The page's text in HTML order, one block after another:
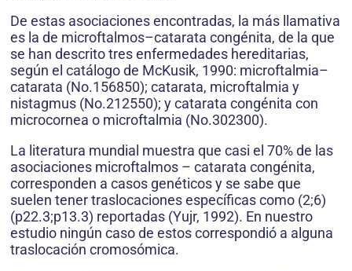
De estas asociaciones encontradas, la más llamativa
es la de microftalmos–catarata congénita, de la que
se han descrito tres enfermedades hereditarias,
según el catálogo de McKusik, 1990: microftalmia–
catarata (No.156850); catarata, microftalmia y
nistagmus (No.212550); y catarata congénita con
microcornea o microftalmia (No.302300).
La literatura mundial muestra que casi el 70% de las
asociaciones microftalmos – catarata congénita,
corresponden a casos genéticos y se sabe que
suelen tener traslocaciones específicas como (2;6)
(p22.3;p13.3) reportadas (Yujr, 1992). En nuestro
estudio ningún caso de estos correspondió a alguna
traslocación cromosómica.